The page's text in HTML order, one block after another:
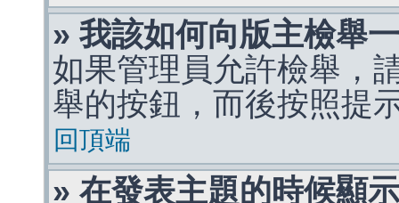
» 我該如何向版主檢舉
如果管理員允許檢舉，
舉的按鈕，而後按照提
回頂端
» 在發表主題的時候顯